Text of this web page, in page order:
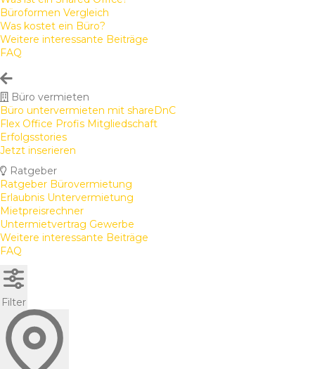
Büroformen Vergleich
Was kostet ein Büro?
Weitere interessante Beiträge
FAQ
Büro vermieten
Büro untervermieten mit shareDnC
Flex Office Profis Mitgliedschaft
Erfolgsstories
Jetzt inserieren
Ratgeber
Ratgeber Bürovermietung
Erlaubnis Untervermietung
Mietpreisrechner
Untermietvertrag Gewerbe
Weitere interessante Beiträge
FAQ
Filter